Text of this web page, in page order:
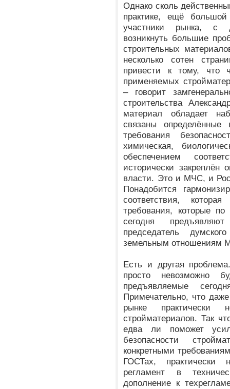
Однако сколь
практике, ещё
участники рынка, с
возникнуть большие
строительных
несколько сотен
привести к тому, что
применяемых
– говорит
строительства
материал обладает
связаны определённые
требования
химическая,
обеспечением
исторически закреплён
власти. Это и МЧС, и
Понадобится
соответствия,
требования, которые
сегодня
председатель
земельным отношениям
Есть и другая
просто невозможно
предъявляемые
Примечательно, что
рынке практически
стройматериалов. Так
едва ли поможет
безопасности
конкретными
ГОСТах, практически
регламент в
дополнение к